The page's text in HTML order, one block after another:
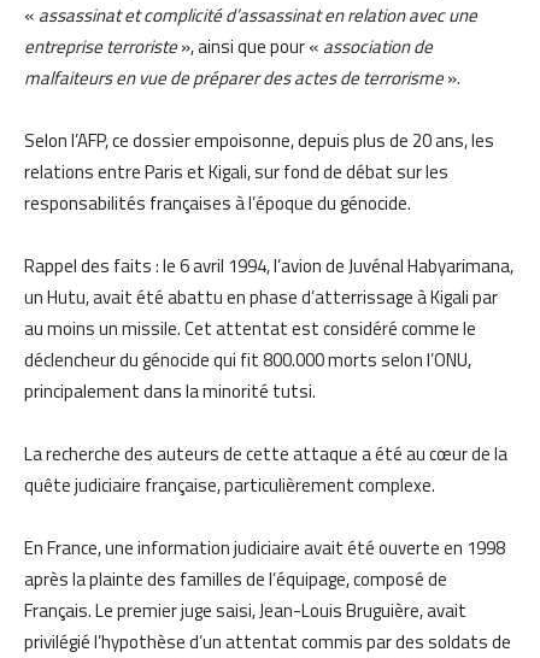
« assassinat et complicité d’assassinat en relation avec une
entreprise terroriste», ainsi que pour « association de
malfaiteurs en vue de préparer des actes de terrorisme».
Selon l’AFP, ce dossier empoisonne, depuis plus de 20 ans, les
relations entre Paris et Kigali, sur fond de débat sur les
responsabilités françaises à l’époque du génocide.
Rappel des faits : le 6 avril 1994, l’avion de Juvénal Habyarimana,
un Hutu, avait été abattu en phase d’atterrissage à Kigali par
au moins un missile. Cet attentat est considéré comme le
déclencheur du génocide qui fit 800.000 morts selon l’ONU,
principalement dans la minorité tutsi.
La recherche des auteurs de cette attaque a été au cœur de la
quête judiciaire française, particulièrement complexe.
En France, une information judiciaire avait été ouverte en 1998
après la plainte des familles de l’équipage, composé de
Français. Le premier juge saisi, Jean-Louis Bruguière, avait
privilégié l’hypothèse d’un attentat commis par des soldats de